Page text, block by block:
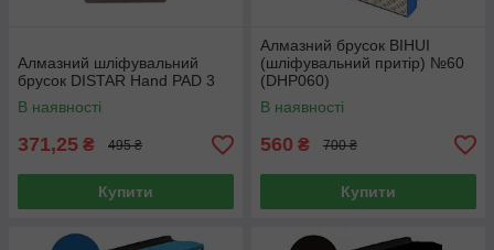
Алмазний шліфувальний
брусок DISTAR Hand PAD 3
В наявності
371,25 ₴ 495 ₴
Купити
Алмазний брусок BIHUI
(шліфувальний притір) №60
(DHP060)
В наявності
560 ₴ 700 ₴
Купити